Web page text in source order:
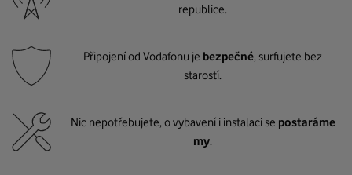
republice.
Připojení od Vodafonu je bezpečné, surfujete bez
starostí.
Nic nepotřebujete, o vybavení i instalaci se postaráme
my.